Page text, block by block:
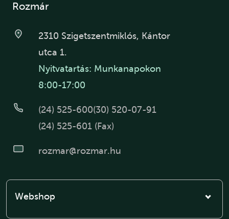
Rozmár
2310 Szigetszentmiklós, Kántor
utca 1.
Nyitvatartás: Munkanapokon
8:00-17:00
(24) 525-600(30) 520-07-91
(24) 525-601 (Fax)
rozmar@rozmar.hu
Webshop